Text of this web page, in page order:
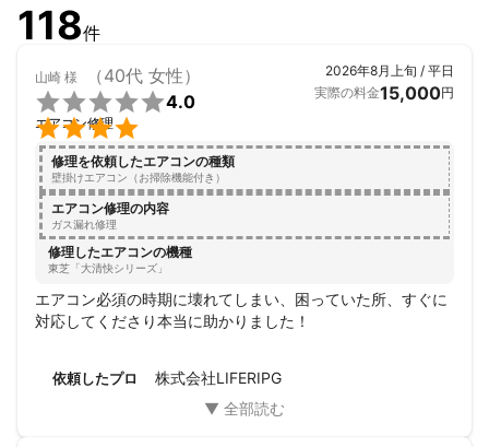
118件
山崎 様 （40代 女性）


4.0
エアコン修理
2026年8月上旬 / 平日
実際の料金15,000円
修理を依頼したエアコンの種類
壁掛けエアコン（お掃除機能付き）
エアコン修理の内容
ガス漏れ修理
修理したエアコンの機種
東芝「大清快シリーズ」
エアコン必須の時期に壊れてしまい、困っていた所、すぐに
対応してくださり本当に助かりました！
依頼したプロ 株式会社LIFERIPG